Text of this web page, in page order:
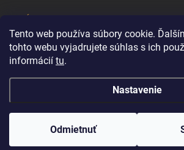
Tento web používa súbory cookie.
tohto webu vyjadrujete súhlas s ich
informácií tu.
Nastavenie
Odmietnuť
Vytvoril Shoptet
Copyright 2026M13shop | Všetko pre vlasy.
Upraviť nastavenie cookies